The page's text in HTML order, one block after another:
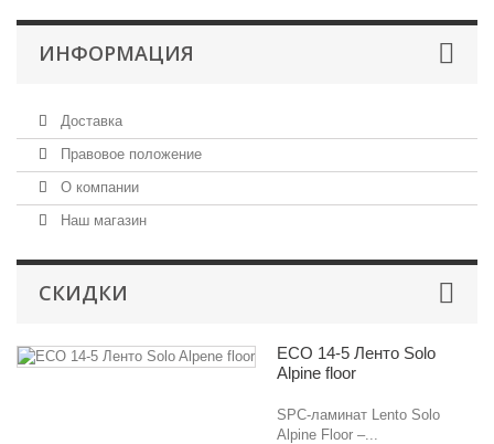
ИНФОРМАЦИЯ
Доставка
Правовое положение
О компании
Наш магазин
СКИДКИ
ECO 14-5 Ленто Solo
Alpine floor
SPC-ламинат Lento Solo
Alpine Floor –...